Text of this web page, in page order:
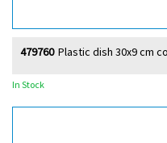
Plastic dish 30x9 cm
479760
In Stock